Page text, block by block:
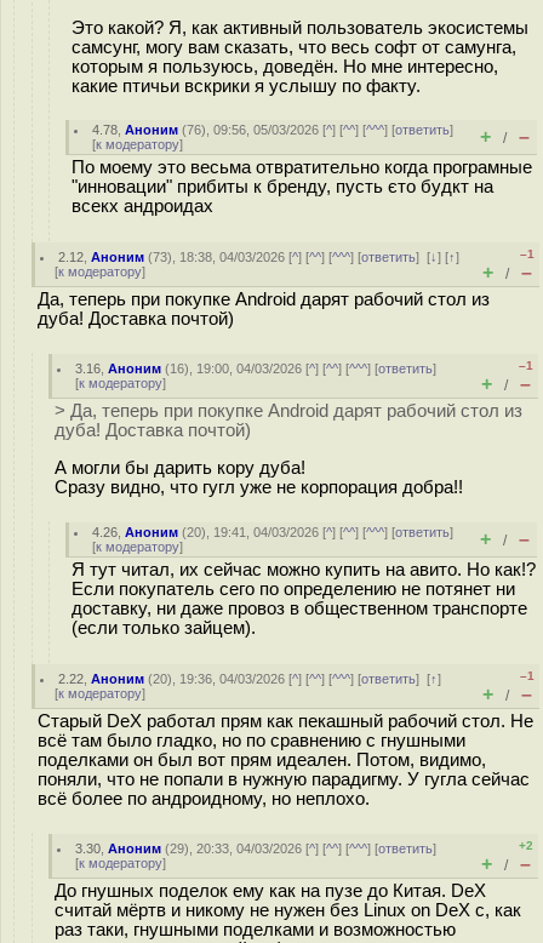
Это какой? Я, как активный пользователь экосистемы
самсунг, могу вам сказать, что весь софт от самунга,
которым я пользуюсь, доведён. Но мне интересно,
какие птичьи вскрики я услышу по факту.
4.78 ,Аноним (76), 09:56, 05/03/2026 [^] [^^] [^^^] [ответить]
[к модератору] + / –
По моему это весьма отвратительно когда програмные
"инновации" прибиты к бренду, пусть єто будкт на
всекх андроидах
2.12 ,Аноним (73), 18:38, 04/03/2026 [^] [^^] [^^^] [ответить][↓] [↑]
[к модератору]
–1
+ / –
Да, теперь при покупке Android дарят рабочий стол из
дуба! Доставка почтой)
3.16 ,Аноним (16), 19:00, 04/03/2026 [^] [^^] [^^^] [ответить]
[к модератору]
–1
+ / –
> Да, теперь при покупке Android дарят рабочий стол из
дуба! Доставка почтой)
А могли бы дарить кору дуба!
Сразу видно, что гугл уже не корпорация добра!!
4.26 ,Аноним (20), 19:41, 04/03/2026 [^] [^^] [^^^] [ответить]
[к модератору] + / –
Я тут читал, их сейчас можно купить на авито. Но как!?
Если покупатель сего по определению не потянет ни
доставку, ни даже провоз в общественном транспорте
(если только зайцем).
2.22 ,Аноним (20), 19:36, 04/03/2026 [^] [^^] [^^^] [ответить][↑]
[к модератору]
–1
+ / –
Старый DeX работал прям как пекашный рабочий стол. Не
всё там было гладко, но по сравнению с гнушными
поделками он был вот прям идеален. Потом, видимо,
поняли, что не попали в нужную парадигму. У гугла сейчас
всё более по андроидному, но неплохо.
3.30 ,Аноним (29), 20:33, 04/03/2026 [^] [^^] [^^^] [ответить]
[к модератору]
+2
+ / –
До гнушных поделок ему как на пузе до Китая. DeX
считай мёртв и никому не нужен без Linux on DeX c, как
раз таки, гнушными поделками и возможностью